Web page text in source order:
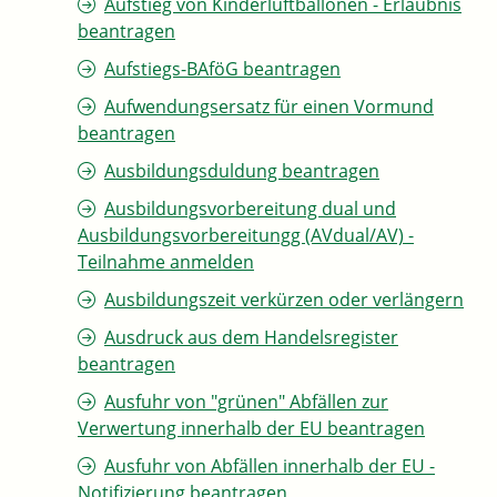
beantragen
Aufstiegs-BAföG beantragen
Aufwendungsersatz für einen Vormund
beantragen
Ausbildungsduldung beantragen
Ausbildungsvorbereitung dual und
Ausbildungsvorbereitungg (AVdual/AV) -
Teilnahme anmelden
Ausbildungszeit verkürzen oder verlängern
Ausdruck aus dem Handelsregister
beantragen
Ausfuhr von "grünen" Abfällen zur
Verwertung innerhalb der EU beantragen
Ausfuhr von Abfällen innerhalb der EU -